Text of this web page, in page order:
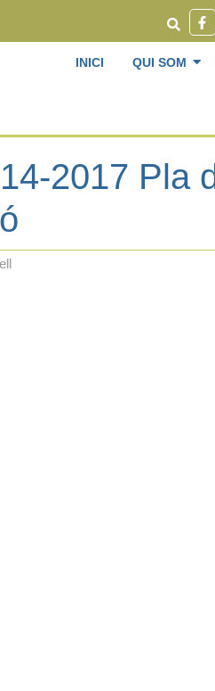
INICI QUI SOM
2017 Pla